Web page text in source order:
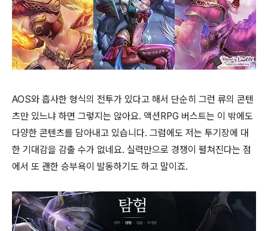
AOS와 흡사한 형식의 전투가 있다고 해서 단순히 그런 류의 콘텐
츠만 있느냐 하면 그렇지는 않아요. 액션RPG 버스트는 이 밖에도
다양한 콘텐츠를 담아내고 있습니다. 그럼에도 저는 투기장에 대
한 기대감을 감출 수가 없네요. 실력만으로 경쟁이 펼쳐진다는 점
에서 또 괜한 승부욕이 발동하기도 하고 말이죠.